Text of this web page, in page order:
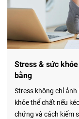
Stress & sức
bằng
Stress không chỉ
khỏe thể chất nếu
chứng và cách kiểm